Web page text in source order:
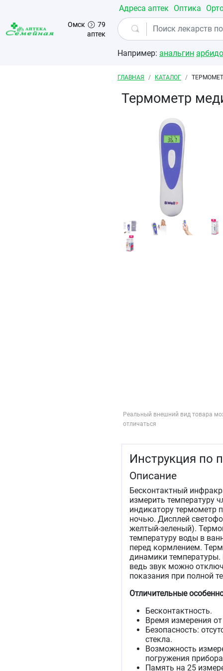
Перейти к основному содержанию
Омск
79
аптек
Адреса аптек Оптика
Например: анальгин
Строка навигации
ГЛАВНАЯ КАТАЛОГ
Термометр
Реальный внешний вид товара
отличаться
Инструкция по
Описание
Бесконтактный
измерить температуру
индикатору термометр
ночью. Дисплей
желтый-зеленый).
температуру воды в
перед кормлением.
динамики температуры.
ведь звук можно
показания при полной
Отличительные
Бесконтактность.
Время измерения
Безопасность:
стекла.
Возможность
погружения
Память на 25